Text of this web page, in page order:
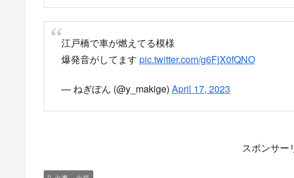
江戸橋一丁目の交差点。。。黒煙が激しく上がってます
— ふじけん (@kenji2858)April 17, 2023
江戸橋1丁目のアンダーパスで事故？